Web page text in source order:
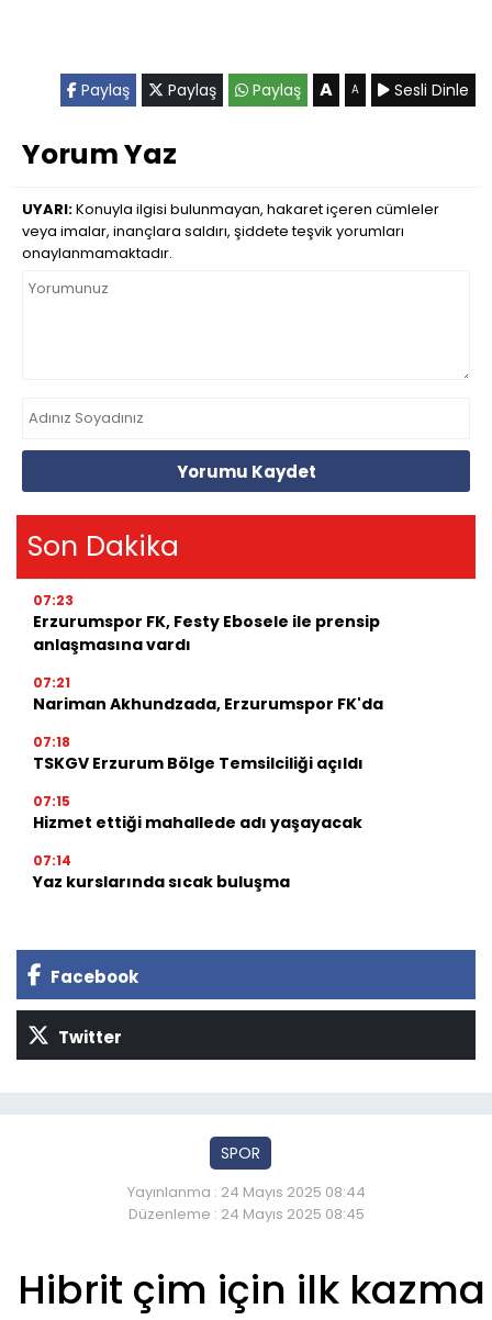
Paylaş Paylaş Paylaş A A Sesli Dinle
Yorum Yaz
UYARI:Konuyla ilgisi bulunmayan, hakaret içeren cümleler
veya imalar, inançlara saldırı, şiddete teşvik yorumları
onaylanmamaktadır.
Yorumu Kaydet
Son Dakika
07:23
Erzurumspor FK, Festy Ebosele ile prensip
anlaşmasına vardı
07:21
Nariman Akhundzada, Erzurumspor FK'da
07:18
TSKGV Erzurum Bölge Temsilciliği açıldı
07:15
Hizmet ettiği mahallede adı yaşayacak
07:14
Yaz kurslarında sıcak buluşma
Facebook
Twitter
SPOR
Yayınlanma : 24 Mayıs 2025 08:44
Düzenleme : 24 Mayıs 2025 08:45
Hibrit çim için ilk kazma